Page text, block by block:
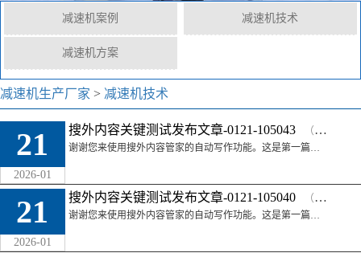
减速机案例 减速机技术
减速机方案
减速机生产厂家 > 减速机技术
21
2026-01
搜外内容关键测试发布文章-0121-105043 （阅读浏览量:38）
21
2026-01
搜外内容关键测试发布文章-0121-105040 （阅读浏览量:45）